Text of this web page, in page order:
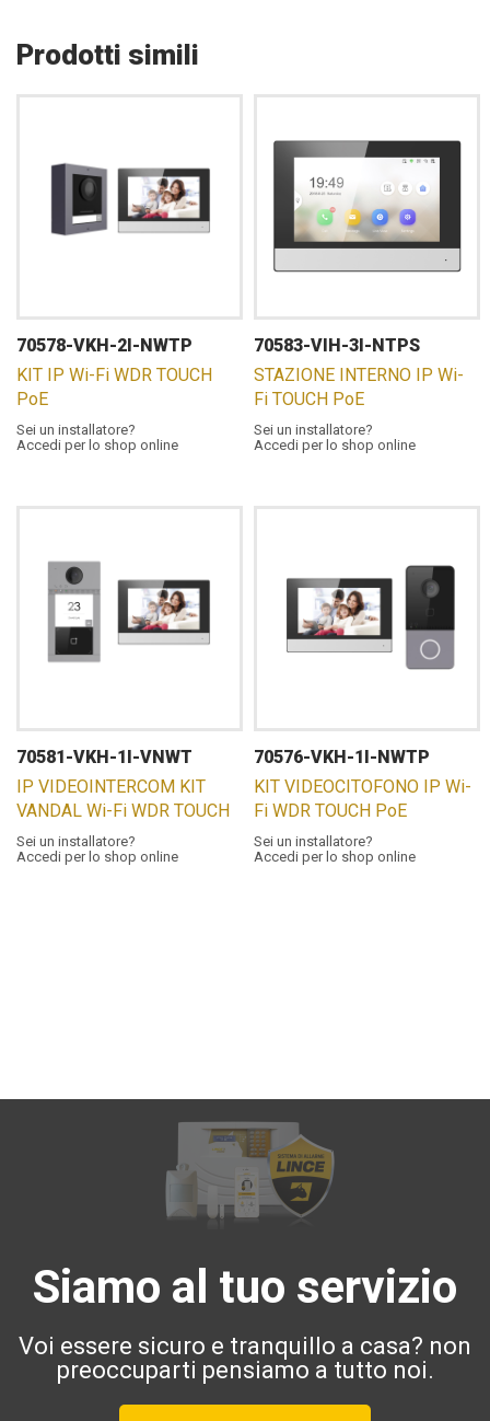
Prodotti simili
70578-VKH-2I-NWTP
KIT IP Wi-Fi WDR TOUCH
PoE
Sei un installatore?
Accedi per lo shop online
70583-VIH-3I-NTPS
STAZIONE INTERNO IP Wi-
Fi TOUCH PoE
Sei un installatore?
Accedi per lo shop online
70581-VKH-1I-VNWT
IP VIDEOINTERCOM KIT
VANDAL Wi-Fi WDR TOUCH
Sei un installatore?
Accedi per lo shop online
70576-VKH-1I-NWTP
KIT VIDEOCITOFONO IP Wi-
Fi WDR TOUCH PoE
Sei un installatore?
Accedi per lo shop online
Siamo al tuo servizio
Voi essere sicuro e tranquillo a casa? non
preoccuparti pensiamo a tutto noi.